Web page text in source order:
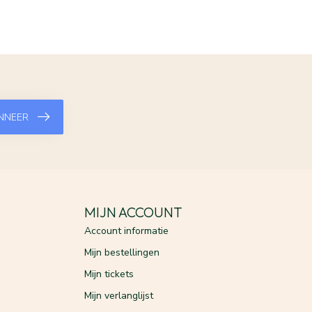
MIJN ACCOUNT
Account informatie
Mijn bestellingen
Mijn tickets
Mijn verlanglijst